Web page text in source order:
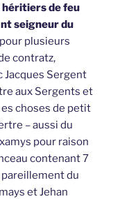
héritiers de feu
seigneur du
plusieurs
contratz,
Jacques Sergent
aux Sergents et
choses de petit
– aussi du
pour raison
contenant 7
du
et Jehan